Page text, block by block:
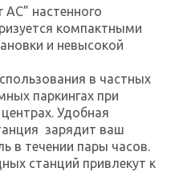
АС” настенного
компактными
и невысокой
в частных
паркингах при
Удобная
зарядит ваш
в течении пары часов.
станций привлекут к